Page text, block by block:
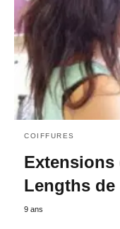
COIFFURES
Extensions
Lengths de
9 ans